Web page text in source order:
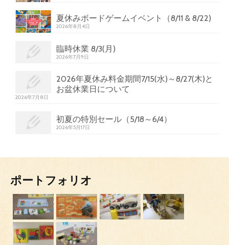
夏休みボードゲームイベント（8/11 & 8/22)
2026年8月4日
臨時休業 8/3(月)
2026年7月9日
2026年夏休み料金期間7/15(水)～8/27(木)と
お盆休業日について
2026年7月8日
初夏の特別セール（5/18～6/4）
2026年5月17日
ポートフォリオ